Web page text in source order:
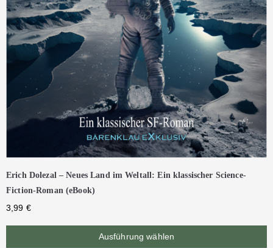
Erich Dolezal – Neues Land im Weltall: Ein klassischer Science-
Fiction-Roman (eBook)
3,99 €
Ausführung wählen